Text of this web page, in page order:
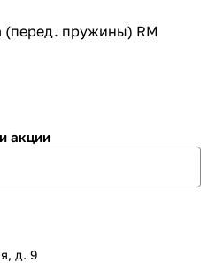
(перед. пружины) RM
акции
д. 9